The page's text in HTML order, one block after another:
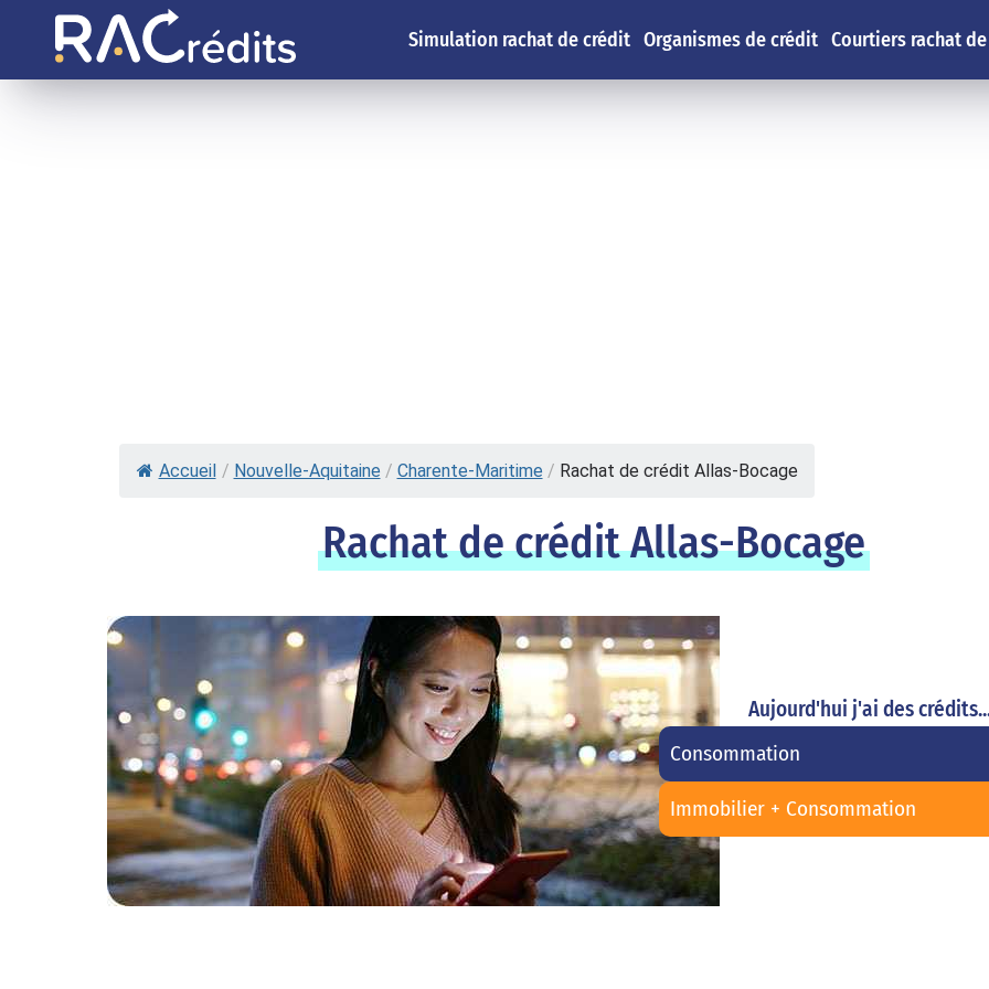
Simulation rachat de crédit Organismes de crédit Courtiers rachat
Accueil / Nouvelle-Aquitaine / Charente-Maritime / Rachat de crédit Allas-Bocage
Rachat de crédit Allas-Bocage
Aujourd'hui j'ai des
Consommation
Immobilier + Consommation